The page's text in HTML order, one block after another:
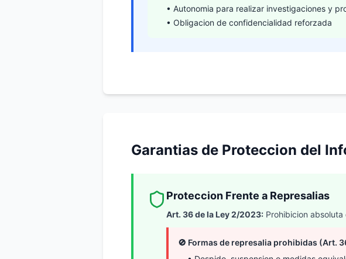
• Autonomia para realizar investigaciones y
• Obligacion de confidencialidad reforzada
Garantias de Proteccion del
Proteccion Frente a Represalias
Art. 36 de la Ley 2/2023: Prohibicion
🚫 Formas de represalia prohibidas (Art.